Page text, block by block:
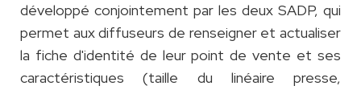
développé conjointement par les deux SADP, qui
permet aux diffuseurs de renseigner et actualiser
la fiche d'identité de leur point de vente et ses
caractéristiques (taille du linéaire presse,